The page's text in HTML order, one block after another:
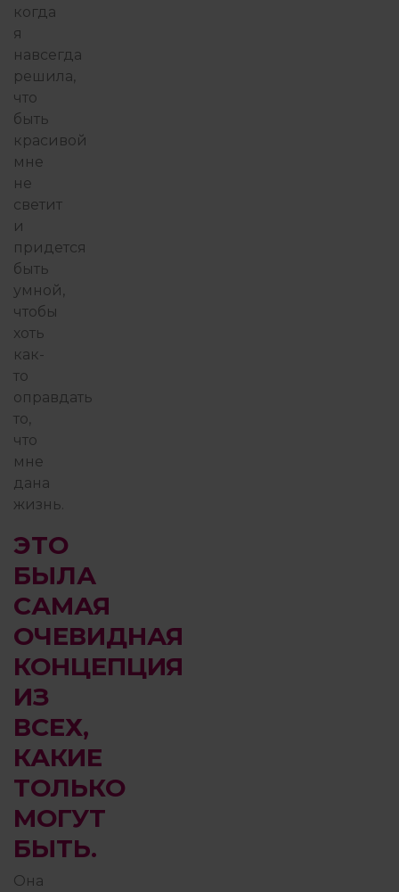
когда
я
навсегда
решила,
что
быть
красивой
мне
не
светит
и
придется
быть
умной,
чтобы
хоть
как-
то
оправдать
то,
что
мне
дана
жизнь.
ЭТО
БЫЛА
САМАЯ
ОЧЕВИДНАЯ
КОНЦЕПЦИЯ
ИЗ
ВСЕХ,
КАКИЕ
ТОЛЬКО
МОГУТ
БЫТЬ.
Она